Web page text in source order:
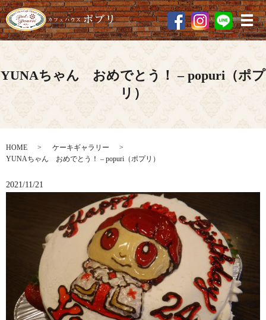
メ
YUNAちゃん おめでとう！ – popuri（ポプ
リ）
HOME
ケーキギャラリー
YUNAちゃん おめでとう！ – popuri（ポプリ）
2021/11/21